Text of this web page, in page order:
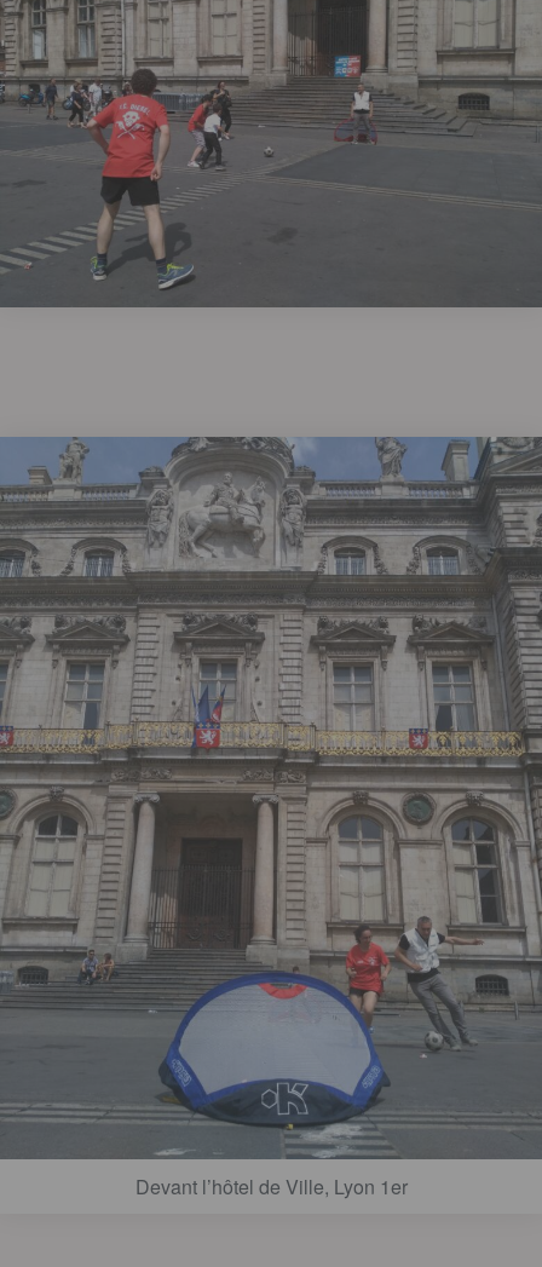
Devant l’hôtel de Ville, Lyon 1er